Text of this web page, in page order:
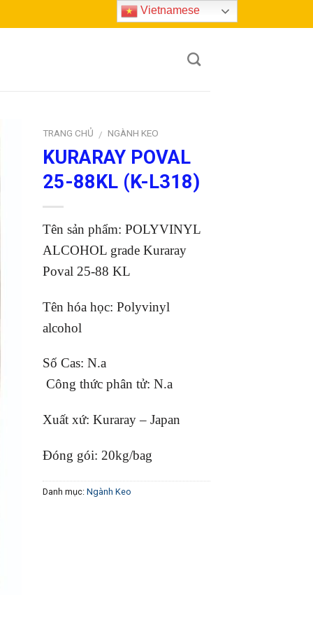
TRANG CHỦ / NGÀNH KEO
KURARAY POVAL
25-88KL (K-L318)
Tên sản phẩm: POLYVINYL
ALCOHOL grade Kuraray
Poval 25-88 KL
Tên hóa học: Polyvinyl
alcohol
Số Cas: N.a
Công thức phân tử: N.a
Xuất xứ: Kuraray – Japan
Đóng gói: 20kg/bag
Danh mục: Ngành Keo
Vietnamese